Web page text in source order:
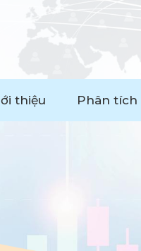
thiệu Phân tích